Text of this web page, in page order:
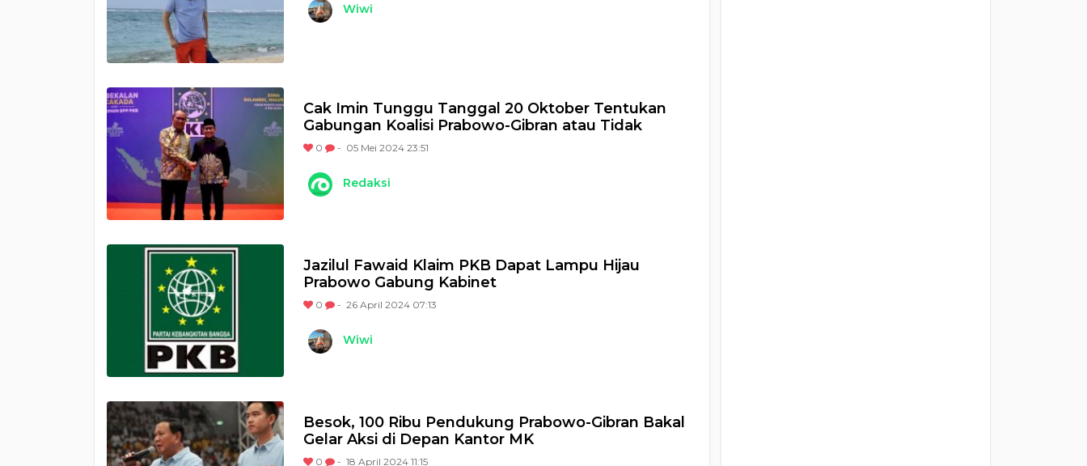
Wiwi
Cak Imin Tunggu Tanggal 20 Oktober Tentukan
Gabungan Koalisi Prabowo-Gibran atau Tidak
0 - 05 Mei 2024 23:51
Redaksi
Jazilul Fawaid Klaim PKB Dapat Lampu Hijau
Prabowo Gabung Kabinet
0 - 26 April 2024 07:13
Wiwi
Besok, 100 Ribu Pendukung Prabowo-Gibran Bakal
Gelar Aksi di Depan Kantor MK
0 - 18 April 2024 11:15